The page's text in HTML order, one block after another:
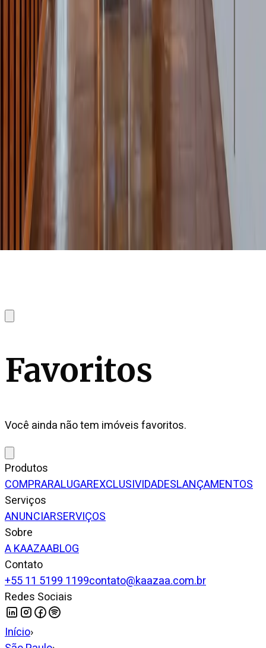
Favoritos
Você ainda não tem imóveis favoritos.
Produtos
COMPRARALUGAREXCLUSIVIDADESLANÇAMENTOS
Serviços
ANUNCIARSERVIÇOS
Sobre
A KAAZAABLOG
Contato
+55 11 5199 1199contato@kaazaa.com.br
Redes Sociais
Início›